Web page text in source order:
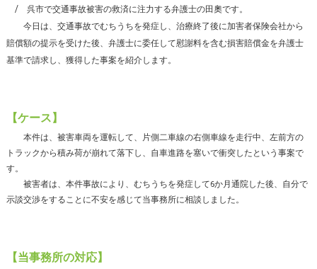
呉市で交通事故被害の救済に注力する弁護士の田奧です。
今日は、交通事故でむちうちを発症し、治療終了後に加害者保険会社から
賠償額の提示を受けた後、弁護士に委任して慰謝料を含む損害賠償金を弁護士
基準で請求し、獲得した事案を紹介します。
【ケース】
本件は、被害車両を運転して、片側二車線の右側車線を走行中、左前方の
トラックから積み荷が崩れて落下し、自車進路を塞いで衝突したという事案で
す。
被害者は、本件事故により、むちうちを発症して6か月通院した後、自分で
示談交渉をすることに不安を感じて当事務所に相談しました。
【当事務所の対応】